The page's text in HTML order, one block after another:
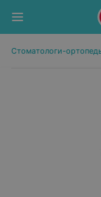
Стоматологи-